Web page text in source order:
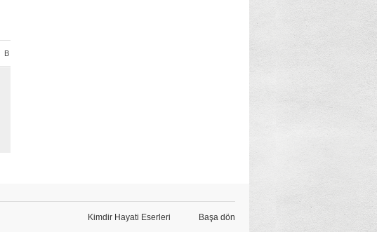
B
Kimdir Hayati Eserleri Başa dön